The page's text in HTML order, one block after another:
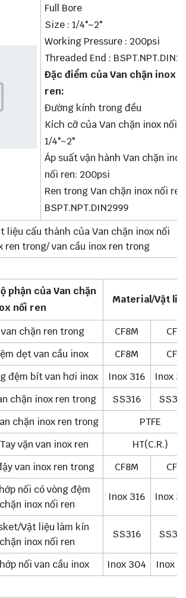
Full Bore
Size : 1/4"~2"
Working Pressure : 200psi
Threaded End :
Đặc điểm của Van chặn inox
ren:
Đường kính trong đều
Kích cỡ của Van chặn inox nối
1/4"~2"
Áp suất vận hành Van chặn inox
nối ren: 200psi
Ren trong Van chặn inox nối
BSPT.NPT.DIN2999
liệu cấu thành của Van chặn inox nối
ren trong/ van cầu inox ren trong
phận của Van chặn
nối ren
Material/Vật
chặn ren trong CF8M
CF8
dẹt van cầu inox
CF8M
CF8
đệm bít van hơi inox
Inox 316
Inox
chặn inox ren trong
SS316
chặn inox ren trong
PTFE
vặn van inox ren
HT(C.R.)
van inox ren trong
CF8M
CF8
nối có vòng đệm
inox nối ren
Inox 316 Inox
Vật liệu làm kín
inox nối ren
SS316
nối van cầu inox Inox 304 Inox